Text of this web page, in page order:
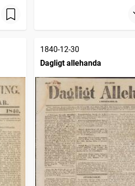
1840-12-30
Dagligt allehanda